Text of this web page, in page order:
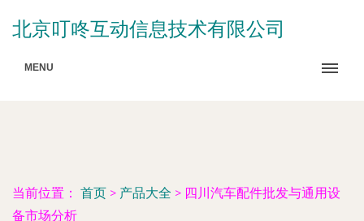
北京叮咚互动信息技术有限公司
MENU
当前位置： 首页 > 产品大全 > 四川汽车配件批发与通用设
备市场分析